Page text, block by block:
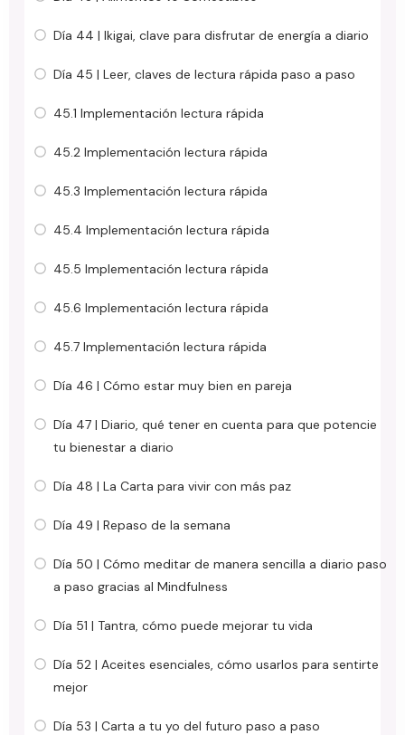
Día 44 | Ikigai, clave para disfrutar de energía a diario
Día 45 | Leer, claves de lectura rápida paso a paso
45.1 Implementación lectura rápida
45.2 Implementación lectura rápida
45.3 Implementación lectura rápida
45.4 Implementación lectura rápida
45.5 Implementación lectura rápida
45.6 Implementación lectura rápida
45.7 Implementación lectura rápida
Día 46 | Cómo estar muy bien en pareja
Día 47 | Diario, qué tener en cuenta para que potencie
tu bienestar a diario
Día 48 | La Carta para vivir con más paz
Día 49 | Repaso de la semana
Día 50 | Cómo meditar de manera sencilla a diario paso
a paso gracias al Mindfulness
Día 51 | Tantra, cómo puede mejorar tu vida
Día 52 | Aceites esenciales, cómo usarlos para sentirte
mejor
Día 53 | Carta a tu yo del futuro paso a paso